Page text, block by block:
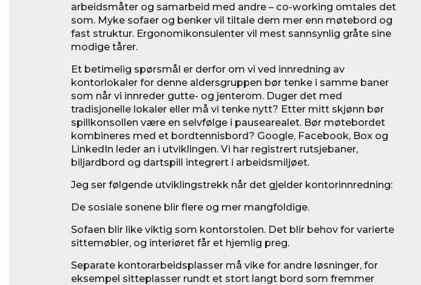
arbeidsmåter og samarbeid med andre – co-working omtales det
som. Myke sofaer og benker vil tiltale dem mer enn møtebord og
fast struktur. Ergonomikonsulenter vil mest sannsynlig gråte sine
modige tårer.
Et betimelig spørsmål er derfor om vi ved innredning av
kontorlokaler for denne aldersgruppen bør tenke i samme baner
som når vi innreder gutte- og jenterom. Duger det med
tradisjonelle lokaler eller må vi tenke nytt? Etter mitt skjønn bør
spillkonsollen være en selvfølge i pausearealet. Bør møtebordet
kombineres med et bordtennisbord? Google, Facebook, Box og
LinkedIn leder an i utviklingen. Vi har registrert rutsjebaner,
biljardbord og dartspill integrert i arbeidsmiljøet.
Jeg ser følgende utviklingstrekk når det gjelder kontorinnredning:
De sosiale sonene blir flere og mer mangfoldige.
Sofaen blir like viktig som kontorstolen. Det blir behov for varierte
sittemøbler, og interiøret får et hjemlig preg.
Separate kontorarbeidsplasser må vike for andre løsninger, for
eksempel sitteplasser rundt et stort langt bord som fremmer